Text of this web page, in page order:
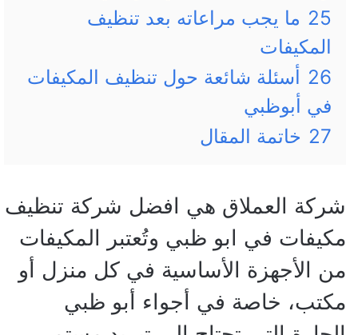
25 ما يجب مراعاته بعد تنظيف
المكيفات
26 أسئلة شائعة حول تنظيف المكيفات
في أبوظبي
27 خاتمة المقال
شركة العملاق هي افضل شركة تنظيف
مكيفات في ابو ظبي وتُعتبر المكيفات
من الأجهزة الأساسية في كل منزل أو
مكتب، خاصة في أجواء أبو ظبي